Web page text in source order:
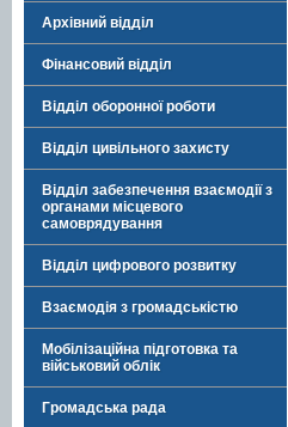
Архівний відділ
Фінансовий відділ
Відділ оборонної роботи
Відділ цивільного захисту
Відділ забезпечення взаємодії з
органами місцевого
самоврядування
Відділ цифрового розвитку
Взаємодія з громадськістю
Мобілізаційна підготовка та
військовий облік
Громадська рада